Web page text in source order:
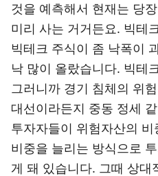
것을 예측해서 현재는 당
미리 사는 거거든요. 빅테
빅테크 주식이 좀 낙폭이
낙 많이 올랐습니다. 빅테
그러니까 경기 침체의 위
대선이라든지 중동 정세
투자자들이 위험자산의
비중을 늘리는 방식으로
게 돼 있습니다. 그때 상대